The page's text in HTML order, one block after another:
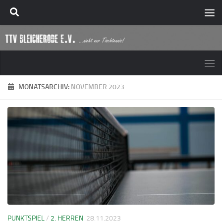
Zum Inhalt springen
MONATSARCHIV: NOVEMBER 2023
PUNKTSPIEL/ 2. HERREN 28.11.2023